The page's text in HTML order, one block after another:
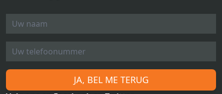
JA, BEL ME TERUG